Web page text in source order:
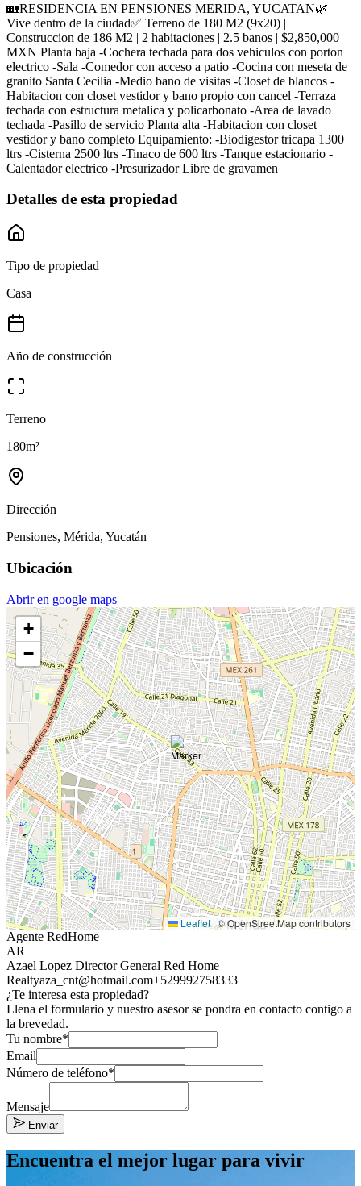
🏡RESIDENCIA EN PENSIONES MERIDA, YUCATAN🌿
Vive dentro de la ciudad✅ Terreno de 180 M2 (9x20) |
Construccion de 186 M2 | 2 habitaciones | 2.5 banos | $2,850,000
MXN Planta baja -Cochera techada para dos vehiculos con porton
electrico -Sala -Comedor con acceso a patio -Cocina con meseta de
granito Santa Cecilia -Medio bano de visitas -Closet de blancos -
Habitacion con closet vestidor y bano propio con cancel -Terraza
techada con estructura metalica y policarbonato -Area de lavado
techada -Pasillo de servicio Planta alta -Habitacion con closet
vestidor y bano completo Equipamiento: -Biodigestor tricapa 1300
ltrs -Cisterna 2500 ltrs -Tinaco de 600 ltrs -Tanque estacionario -
Calentador electrico -Presurizador Libre de gravamen
Detalles de esta propiedad
Tipo de propiedad
Casa
Año de construcción
Terreno
180m²
Dirección
Pensiones, Mérida, Yucatán
Ubicación
Abrir en google maps
+
−
Leaflet |© OpenStreetMap contributors
Agente RedHome
AR
Azael Lopez Director General Red Home
Realtyaza_cnt@hotmail.com+529992758333
¿Te interesa esta propiedad?
Llena el formulario y nuestro asesor se pondra en contacto contigo a
la brevedad.
Tu nombre*
Email
Número de teléfono*
Mensaje
Enviar
Encuentra el mejor lugar para vivir